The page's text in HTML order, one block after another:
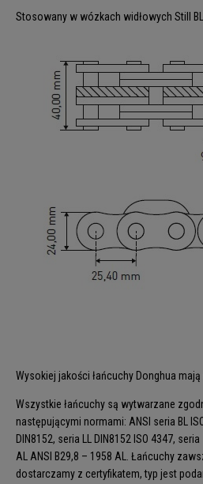
Stosowany w wózkach widłowych Still
Wysokiej jakości łańcuchy Donghua mają
Wszystkie łańcuchy są wytwarzane
następującymi normami: ANSI seria BL
DIN8152, seria LL DIN8152 ISO 4347, seria
AL ANSI B29,8 – 1958 AL. Łańcuchy
dostarczamy z certyfikatem, typ jest